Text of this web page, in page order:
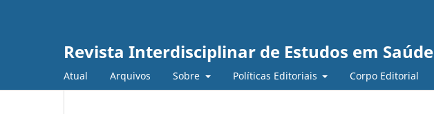
Revista Interdisciplinar de Estudos em Saúde
Atual Arquivos Sobre Políticas Editoriais Corpo Editorial